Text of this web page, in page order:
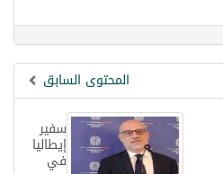
المحتوى السابق
سفير
إيطاليا
في